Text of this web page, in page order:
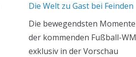
Die Welt zu Gast bei Feinden
Die bewegendsten Momente
der kommenden Fußball-WM
exklusiv in der Vorschau